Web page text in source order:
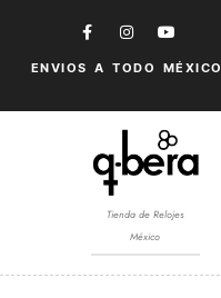
ENVIOS A TODO MÉXICO
Tienda de Relojes
México